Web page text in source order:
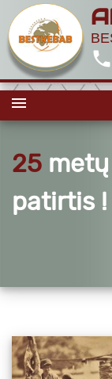
phone
menu
25 metų
patirtis !